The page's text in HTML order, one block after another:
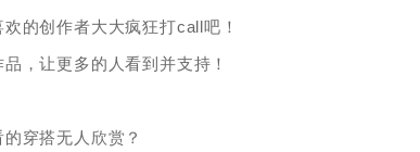
的创作者大大疯狂打call吧！
，让更多的人看到并支持！
穿搭无人欣赏？